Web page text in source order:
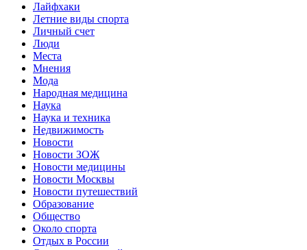
Лайфхаки
Летние виды спорта
Личный счет
Люди
Места
Мнения
Мода
Народная медицина
Наука
Наука и техника
Недвижимость
Новости
Новости ЗОЖ
Новости медицины
Новости Москвы
Новости путешествий
Образование
Общество
Около спорта
Отдых в России